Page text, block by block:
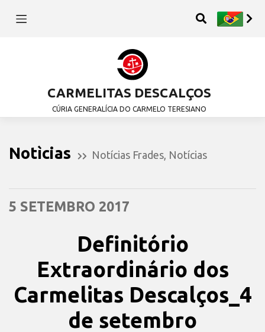
CARMELITAS DESCALÇOS
CÚRIA GENERALÍCIA DO CARMELO TERESIANO
Notìcias Notícias Frades Notícias
5 SETEMBRO 2017
Definitório
Extraordinário dos
Carmelitas Descalços_4
de setembro